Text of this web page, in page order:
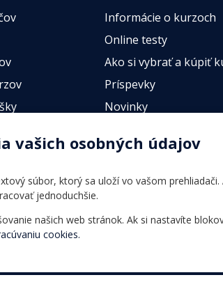
Informácie o kurzoch
Online testy
Ako si vybrať a kúpiť
Príspevky
Novinky
vašich osobných údajov
súbor, ktorý sa uloží vo vašom
jednoduchšie.
našich web stránok. Ak si nastavíte
cookies.